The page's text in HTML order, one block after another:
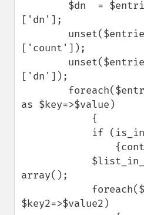
['dn'];
['count']);
['dn']);
as $key=>$value)
array();
$key2=>$value2)